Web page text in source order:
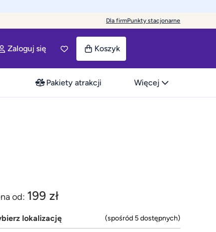
Dla firmPunkty stacjonarne
Zaloguj się Koszyk
Pakiety atrakcji Więcej
od: 199 zł
lokalizację (spośród 5 dostępnych)